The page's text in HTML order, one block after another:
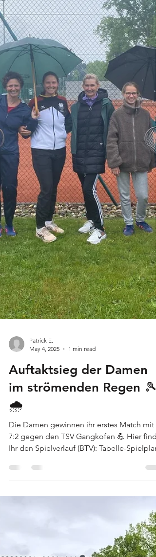
Patrick E.
Auftaktsieg der Damen
im strömenden Regen 🎾
🌧️
Die Damen gewinnen ihr erstes Match mit
7:2 gegen den TSV Gangkofen 💪 Hier
Ihr den Spielverlauf (BTV): Tabelle-Spielplan